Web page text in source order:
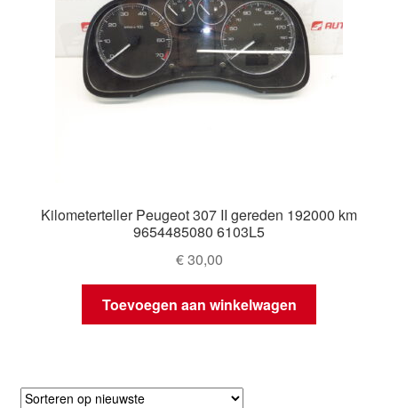
Kilometerteller Peugeot 307 II gereden 192000 km
9654485080 6103L5
€30,00
Toevoegen aan winkelwagen